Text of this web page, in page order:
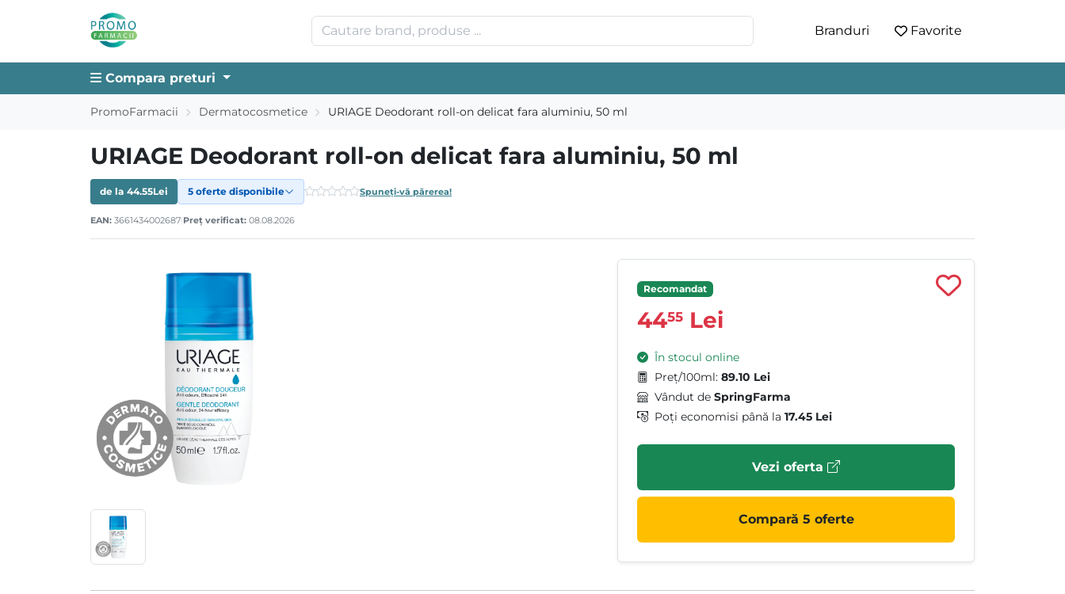
Branduri Favorite
Compara preturi
PromoFarmacii Dermatocosmetice URIAGE Deodorant roll-on delicat fara aluminiu, 50 ml
URIAGE Deodorant roll-on delicat fara aluminiu, 50 ml
de la 44.55Lei 5 oferte disponibile Spuneți-vă părerea!
EAN: 3661434002687 Preț verificat: 08.08.2026
Recomandat
4455 Lei
În stocul online
Preț/100ml: 89.10 Lei
Vândut de SpringFarma
Poți economisi până la 17.45 Lei
Vezi oferta
Compară 5 oferte